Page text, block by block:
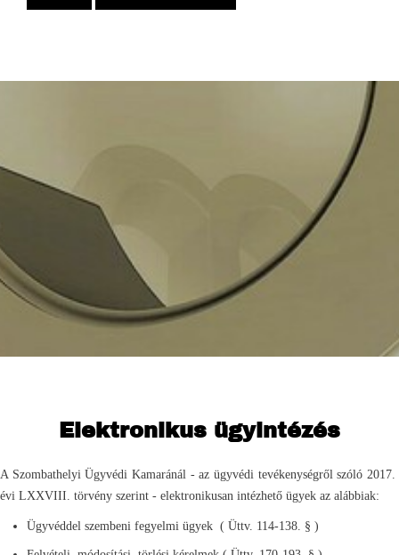
Elektronikus ügyintézés
A Szombathelyi Ügyvédi Kamaránál - az ügyvédi tevékenységről szóló 2017.
évi LXXVIII. törvény szerint - elektronikusan intézhető ügyek az alábbiak:
Ügyvéddel szembeni fegyelmi ügyek ( Üttv. 114-138. § )